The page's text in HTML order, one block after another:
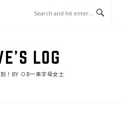
LOG
！BY OB一串字母女士